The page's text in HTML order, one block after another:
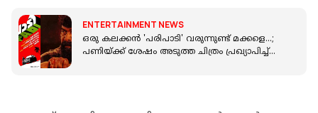
ENTERTAINMENT NEWS
ഒരു കലക്കന്‍ 'പരിപാടി' വരുന്നുണ്ട് മക്കളെ...;
പണിയ്ക്ക് ശേഷം അടുത്ത ചിത്രം പ്രഖ്യാപിച്ച്